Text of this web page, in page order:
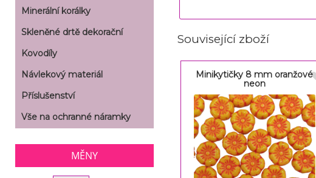
Související zboží
Minikytičky 8 mm oranžové
neon
Minerální korálky
Skleněné drtě dekorační
Kovodíly
Návlekový materiál
Příslušenství
Vše na ochranné náramky
MĚNY